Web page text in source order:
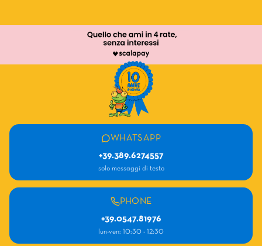
WHATSAPP
+39.389.6274557
solo messaggi di testo
PHONE
+39.0547.81976
lun-ven: 10:30 - 12:30